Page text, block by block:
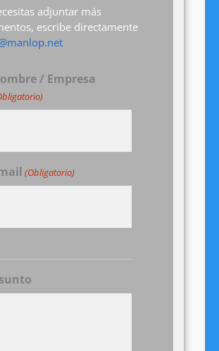
adjuntar más
escribe directamente
/ Empresa
(Obligatorio)